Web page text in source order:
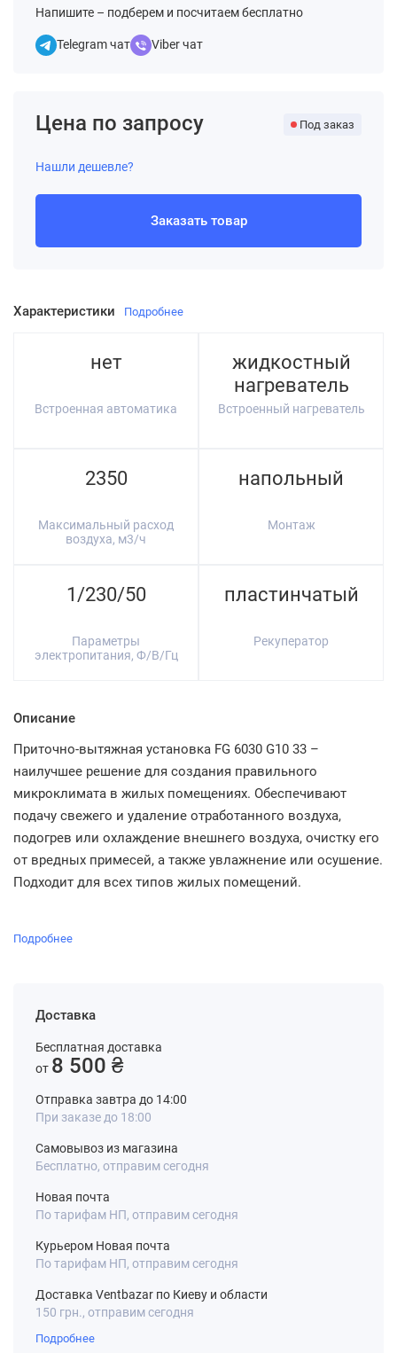
Напишите – подберем и посчитаем бесплатно
Telegram чат Viber чат
Характеристики Подробнее
нет
Встроенная автоматика
жидкостный
нагреватель
Встроенный нагреватель
2350
Максимальный расход
воздуха, м3/ч
напольный
Монтаж
1/230/50
Параметры
электропитания, Ф/В/Гц
пластинчатый
Рекуператор
Описание
Приточно-вытяжная установка FG 6030 G10 33 –
наилучшее решение для создания правильного
микроклимата в жилых помещениях. Обеспечивают
подачу свежего и удаление отработанного воздуха,
подогрев или охлаждение внешнего воздуха, очистку его
от вредных примесей, а также увлажнение или осушение.
Подходит для всех типов жилых помещений.
Подробнее
Доставка
Бесплатная доставка
от 8 500 ₴
Отправка завтра до 14:00
При заказе до 18:00
Самовывоз из магазина
Бесплатно, отправим сегодня
Новая почта
По тарифам НП, отправим сегодня
Курьером Новая почта
По тарифам НП, отправим сегодня
Доставка Ventbazar по Киеву и области
150 грн., отправим сегодня
Подробнее
Цена по запросу Под заказ
Нашли дешевле?
Заказать товар